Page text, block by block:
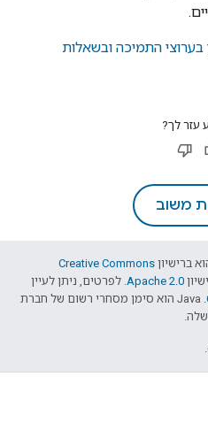
בערוצי התמיכה ובשאלות
עזר לך?
משוב
ברישיון Creative Commons
Apache 2.0. לפרטים, ניתן לעיין
.‏ Java הוא סימן מסחרי רשום של חברת